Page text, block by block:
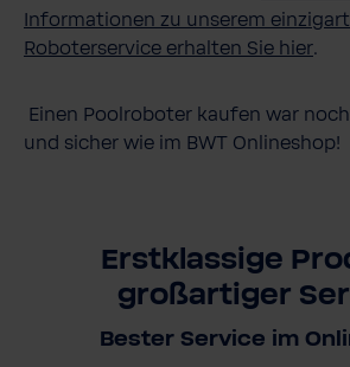
Informationen zu unserem
Roboterservice erhalten Sie hier.
Einen Poolroboter kaufen war
und sicher wie im BWT Onlineshop!
Erstklassige
großartiger
Bester Service im